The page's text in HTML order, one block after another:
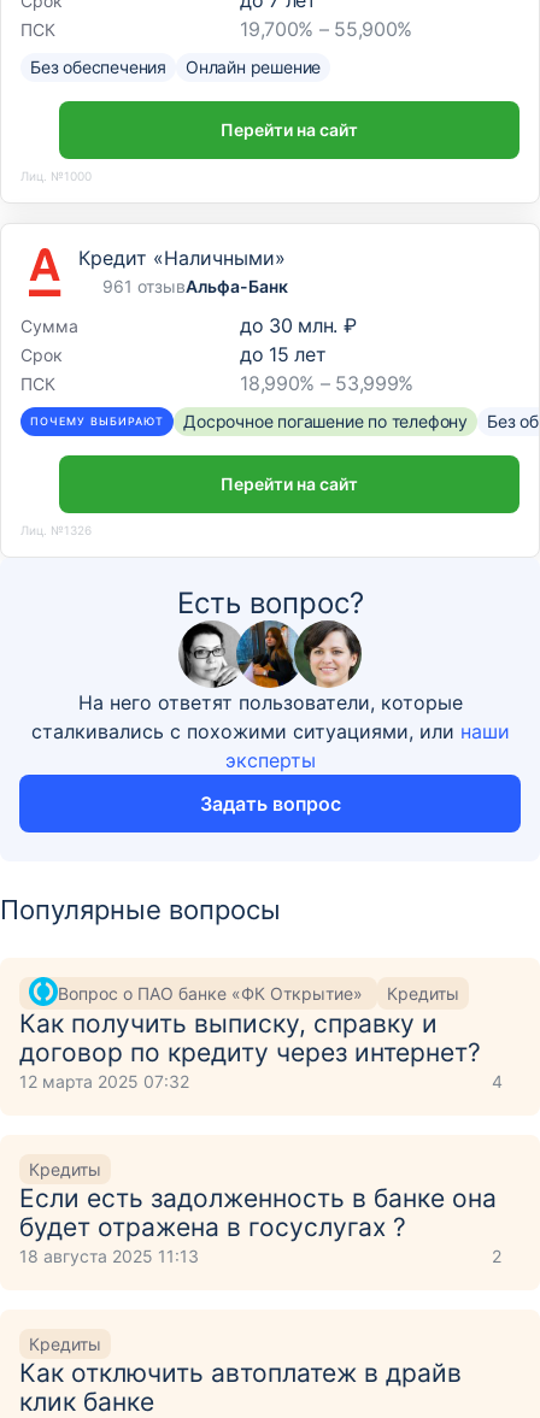
ПСК 19,700% – 55,900%
Без обеспечения Онлайн решение
Перейти на сайт
Лиц. №1000
Кредит «Наличными»
961 отзывАльфа-Банк
Сумма
до 30 млн. ₽
Срок до 15 лет
ПСК 18,990% – 53,999%
ПОЧЕМУ ВЫБИРАЮТ Досрочное погашение по телефону Без
Перейти на сайт
Лиц. №1326
Есть вопрос?
На него ответят пользователи, которые
сталкивались с похожими ситуациями, или наши
эксперты
Задать вопрос
Популярные вопросы
Вопрос о ПАО банке «ФК Открытие» Кредиты
Как получить выписку, справку и
договор по кредиту через интернет?
12 марта 2025 07:32 4
Кредиты
Если есть задолженность в банке она
будет отражена в госуслугах ?
18 августа 2025 11:13 2
Кредиты
Как отключить автоплатеж в драйв
клик банке